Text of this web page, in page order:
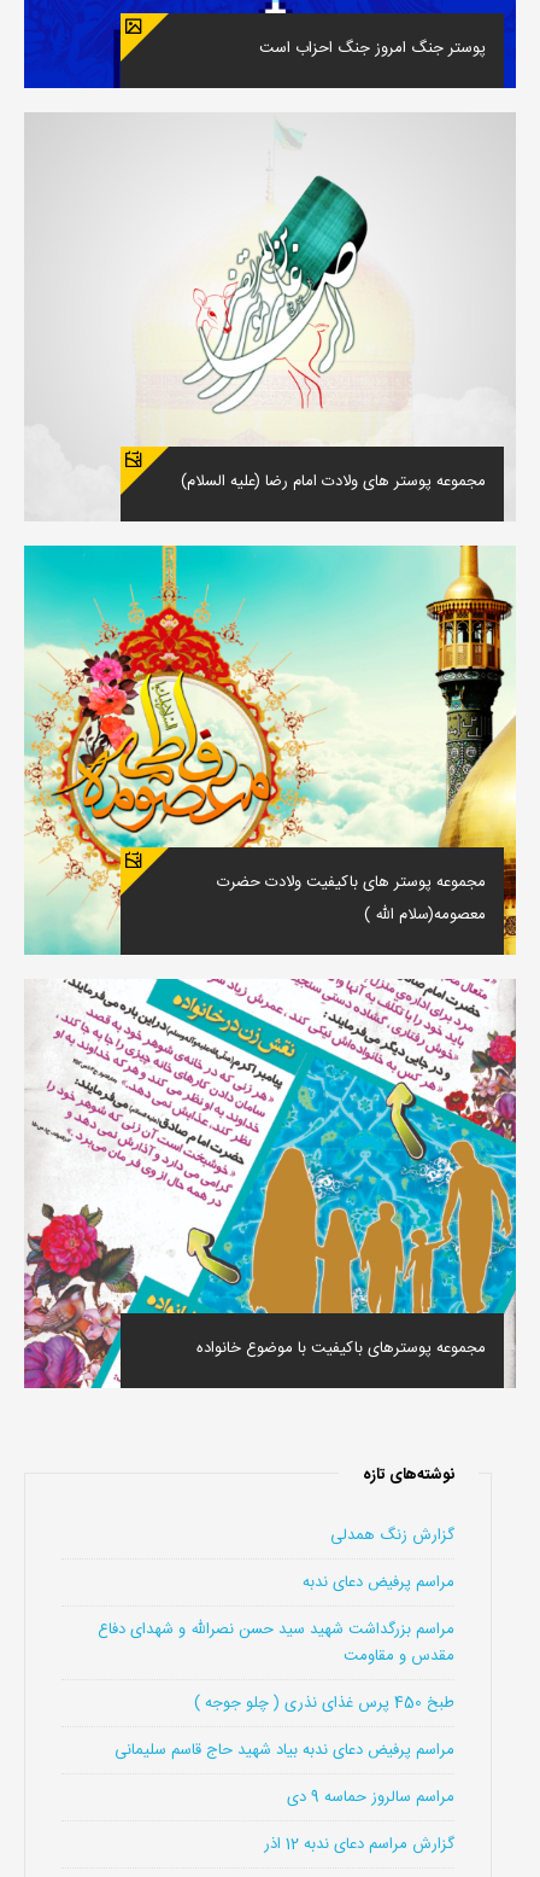
پوستر جنگ امروز جنگ احزاب است
مجموعه پوستر های ولادت امام رضا (علیه السلام)
مجموعه پوستر های باکیفیت ولادت حضرت
معصومه(سلام الله )
مجموعه پوسترهای باکیفیت با موضوع خانواده
نوشته‌های تازه
گزارش زنگ همدلی
مراسم پرفیض دعای ندبه
مراسم بزرگداشت شهید سید حسن نصرالله و شهدای دفاع
مقدس و مقاومت
طبخ 450 پرس غذای نذری ( چلو جوجه )
مراسم پرفیض دعای ندبه بیاد شهید حاج قاسم سلیمانی
مراسم سالروز حماسه 9 دی
گزارش مراسم دعای ندبه 12 اذر